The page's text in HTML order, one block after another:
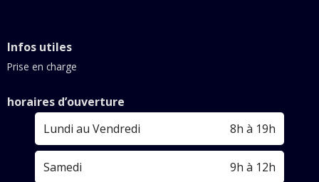
Infos utiles
Prise en charge
horaires d’ouverture
Lundi au Vendredi
8h à 19h
Samedi 9h à 12h